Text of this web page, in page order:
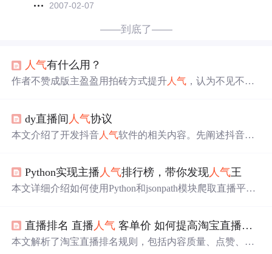
2007-02-07
——到底了——
人气有什么用？
作者不赞成版主盈盈用拍砖方式提升 人气 ，认为不见不散
还强调要解决灌水帖问题，让精品帖子显现。
dy直播间 人气协议
本文介绍了开发抖音 人气软件的相关内容。先阐述抖音人
施、监测效果和优化。还提及技术实现，如数据采集、分
析等技术，以提升抖音账号人气和用户留存率。
Python实现主播 人气排行榜，带你发现 人气王
本文详细介绍如何使用Python和jsonpath模块爬取直播平台
直播排名 直播 人气 客单价 如何提高淘宝直播排名和
本文解析了淘宝直播排名规则，包括内容质量、点赞、访